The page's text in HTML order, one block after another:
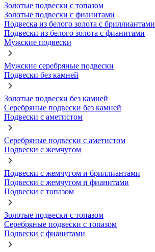
Золотые подвески с топазом
Золотые подвески с фианитами
Подвеска из белого золота с бриллиантами
Подвески из белого золота с фианитами
Мужские подвески
Мужские серебряные подвески
Подвески без камней
Золотые подвески без камней
Серебряные подвески без камней
Подвески с аметистом
Серебряные подвески с аметистом
Подвески с жемчугом
Подвески с жемчугом и бриллиантами
Подвески с жемчугом и фианитами
Подвески с топазом
Золотые подвески с топазом
Серебряные подвески с топазом
Подвески с фианитами